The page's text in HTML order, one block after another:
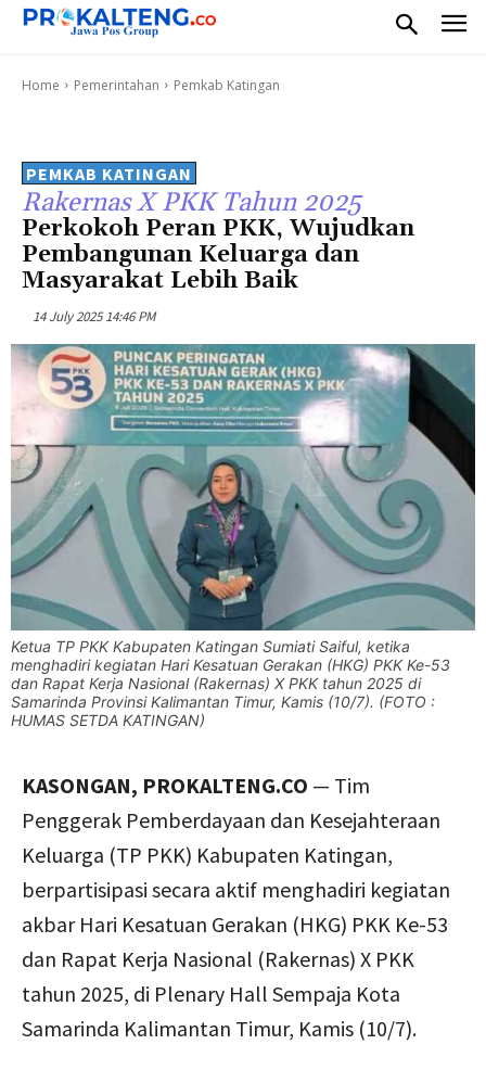
Home Pemerintahan Pemkab Katingan
PEMKAB KATINGAN
Rakernas X PKK Tahun 2025
Perkokoh Peran PKK, Wujudkan
Pembangunan Keluarga dan
Masyarakat Lebih Baik
14 July 2025 14:46 PM
Ketua TP PKK Kabupaten Katingan Sumiati Saiful, ketika
menghadiri kegiatan Hari Kesatuan Gerakan (HKG) PKK Ke-53
dan Rapat Kerja Nasional (Rakernas) X PKK tahun 2025 di
Samarinda Provinsi Kalimantan Timur, Kamis (10/7). (FOTO :
HUMAS SETDA KATINGAN)
KASONGAN, PROKALTENG.CO — Tim
Penggerak Pemberdayaan dan Kesejahteraan
Keluarga (TP PKK) Kabupaten Katingan,
berpartisipasi secara aktif menghadiri kegiatan
akbar Hari Kesatuan Gerakan (HKG) PKK Ke-53
dan Rapat Kerja Nasional (Rakernas) X PKK
tahun 2025, di Plenary Hall Sempaja Kota
Samarinda Kalimantan Timur, Kamis (10/7).